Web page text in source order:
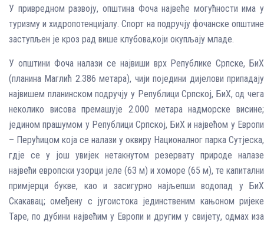
У привредном развоју, општина Фоча највеће могућности има у
туризму и хидропотенцијалу. Спорт на подручју фочанске општине
заступљен је кроз рад више клубова,који окупљају младе.
У општини Фоча налази се највиши врх Републике Српске, БиХ
(планина Маглић 2.386 метара), чији поједини дијелови припадају
највишем планинском подручју у Републици Српској, БиХ, од чега
неколико висова премашује 2.000 метара надморске висине;
једином прашумом у Републици Српској, БиХ и највећом у Европи
– Перућицом која се налази у оквиру Националног парка Сутјеска,
гдје се у још увијек нетакнутом резервату природе налазе
највећи европски узорци јеле (63 м) и хоморе (65 м), те капитални
примјерци букве, као и засигурно најљепши водопад у БиХ
Скакавац; омеђену с југоистока јединственим кањоном ријеке
Таре, по дубини највећим у Европи и другим у свијету, одмах иза